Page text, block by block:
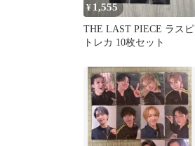
¥ 1,555
THE LAST PIECE ラスピ
トレカ 10枚セット